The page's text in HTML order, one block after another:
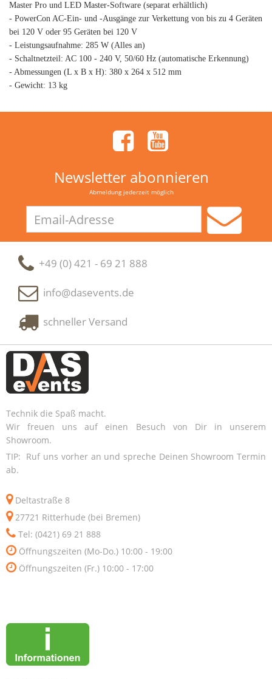
Master Pro und LED Master-Software (separat erhältlich)
- PowerCon AC-Ein- und -Ausgänge zur Verkettung von bis zu 4 Geräten
bei 120 V oder 95 Geräten bei 120 V
- Leistungsaufnahme: 285 W (Alles an)
- Schaltnetzteil: AC 100 - 240 V, 50/60 Hz (automatische Erkennung)
- Abmessungen (L x B x H): 380 x 264 x 512 mm
- Gewicht: 13 kg
Newsletter abonnieren
Abmeldung jederzeit möglich
Adresse
+49 (0) 421 - 69 21 888
info@dasevents.de
schneller Versand
Technik die Spaß macht.
Wir freuen uns auf einen Besuch von Dir in unserem
Showroom.
TIP: Ruf uns vorher an und spreche Deinen Showroom Termin
ab.
Deltastraße 8
27721 Ritterhude (bei Bremen)
Tel: (0421) 69 21 888
Öffnungszeiten (Mo-Do.) 10:00 - 19:00
Öffnungszeiten (Fr.) 10:00 - 17:00